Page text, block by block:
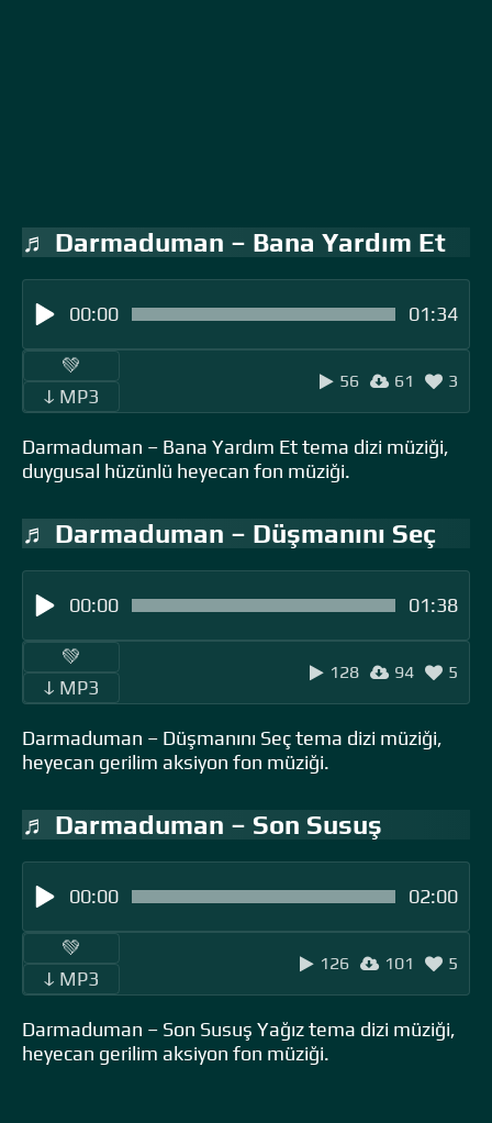
♬ Darmaduman – Bana Yardım Et
00:00 01:34
‎ ‎ ‎‎ ‎ ‎‎ ‎ ‎💚 ‎‎ ‎
‎‎‎ ‎ ‎ↆ MP3 ‎ ‎
56 61 3
Darmaduman – Bana Yardım Et tema dizi müziği,
duygusal hüzünlü heyecan fon müziği.
♬ Darmaduman – Düşmanını Seç
00:00 01:38
‎ ‎ ‎‎ ‎ ‎‎ ‎ ‎💚 ‎‎ ‎
‎‎‎ ‎ ‎ↆ MP3 ‎ ‎
128 94 5
Darmaduman – Düşmanını Seç tema dizi müziği,
heyecan gerilim aksiyon fon müziği.
♬ Darmaduman – Son Susuş
00:00 02:00
‎ ‎ ‎‎ ‎ ‎‎ ‎ ‎💚 ‎‎ ‎
‎‎‎ ‎ ‎ↆ MP3 ‎ ‎
126 101 5
Darmaduman – Son Susuş Yağız tema dizi müziği,
heyecan gerilim aksiyon fon müziği.